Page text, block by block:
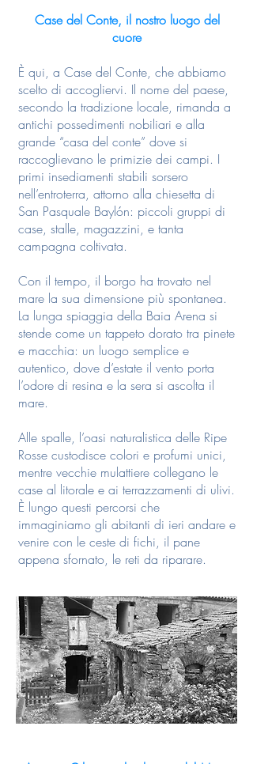
Case del Conte, il nostro luogo del
cuore
È qui, a Case del Conte, che abbiamo
scelto di accogliervi. Il nome del paese,
secondo la tradizione locale, rimanda a
antichi possedimenti nobiliari e alla
grande “casa del conte” dove si
raccoglievano le primizie dei campi. I
primi insediamenti stabili sorsero
nell’entroterra, attorno alla chiesetta di
San Pasquale Baylón: piccoli gruppi di
case, stalle, magazzini, e tanta
campagna coltivata.
Con il tempo, il borgo ha trovato nel
mare la sua dimensione più spontanea.
La lunga spiaggia della Baia Arena si
stende come un tappeto dorato tra pinete
e macchia: un luogo semplice e
autentico, dove d’estate il vento porta
l’odore di resina e la sera si ascolta il
mare.
Alle spalle, l’oasi naturalistica delle Ripe
Rosse custodisce colori e profumi unici,
mentre vecchie mulattiere collegano le
case al litorale e ai terrazzamenti di ulivi.
È lungo questi percorsi che
immaginiamo gli abitanti di ieri andare e
venire con le ceste di fichi, il pane
appena sfornato, le reti da riparare.